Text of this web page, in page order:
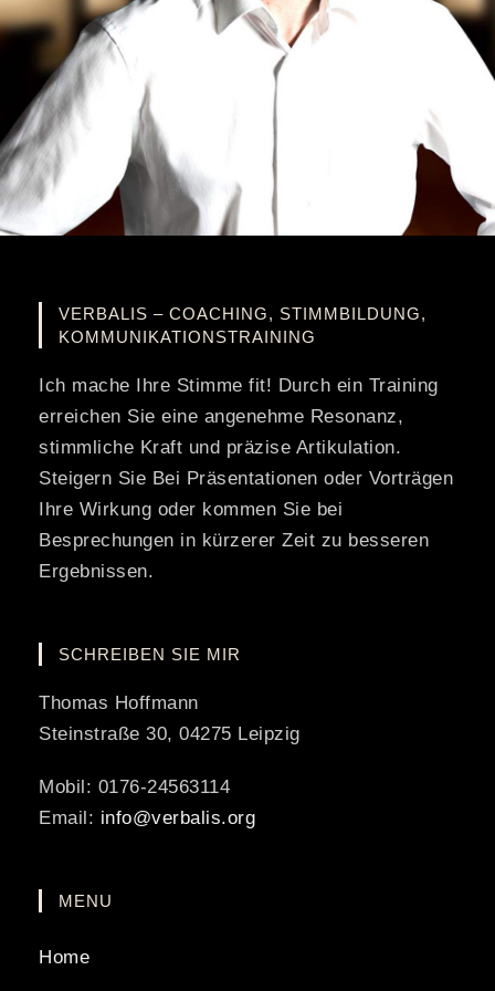
VERBALIS – COACHING, STIMMBILDUNG,
KOMMUNIKATIONSTRAINING
Ich mache Ihre Stimme fit! Durch ein Training
erreichen Sie eine angenehme Resonanz,
stimmliche Kraft und präzise Artikulation.
Steigern Sie Bei Präsentationen oder Vorträgen
Ihre Wirkung oder kommen Sie bei
Besprechungen in kürzerer Zeit zu besseren
Ergebnissen.
SCHREIBEN SIE MIR
Thomas Hoffmann
Steinstraße 30, 04275 Leipzig
Mobil: 0176-24563114
Email: info@verbalis.org
MENU
Home